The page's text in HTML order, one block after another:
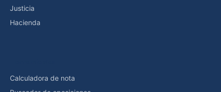
Justicia
Hacienda
Calculadora de nota